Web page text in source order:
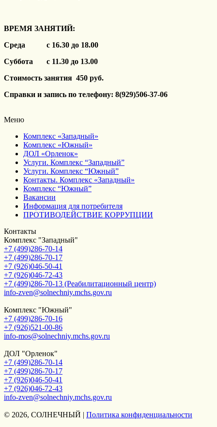
ВРЕМЯ ЗАНЯТИЙ:
Среда с 16.30 до 18.00
Суббота с 11.30 до 13.00
Стоимость занятия 450 руб.
Справки и запись по телефону: 8(929)506-37-06
Меню
Комплекс «Западный»
Комплекс «Южный»
ДОЛ «Орленок»
Услуги. Комплекс “Западный”
Услуги. Комплекс “Южный”
Контакты. Комплекс «Западный»
Комплекс “Южный”
Вакансии
Информация для потребителя
ПРОТИВОДЕЙСТВИЕ КОРРУПЦИИ
Контакты
Комплекс "Западный"
+7 (499)286-70-14
+7 (499)286-70-17
+7 (926)046-50-41
+7 (926)046-72-43
+7 (499)286-70-13 (Реабилитационный центр)
info-zven@solnechniy.mchs.gov.ru
Комплекс "Южный"
+7 (499)286-70-16
+7 (926)521-00-86
info-mos@solnechniy.mchs.gov.ru
ДОЛ "Орленок"
+7 (499)286-70-14
+7 (499)286-70-17
+7 (926)046-50-41
+7 (926)046-72-43
info-zven@solnechniy.mchs.gov.ru
© 2026, СОЛНЕЧНЫЙ | Политика конфиденциальности